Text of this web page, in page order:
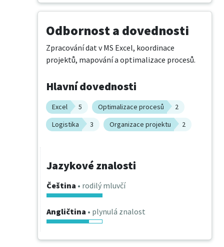
Odbornost a dovednosti
Zpracování dat v MS Excel, koordinace
projektů, mapování a optimalizace procesů.
Hlavní dovednosti
Excel 5 Optimalizace procesů
2
Logistika
3 Organizace projektu 2
Jazykové znalosti
Čeština • rodilý mluvčí
Angličtina • plynulá znalost